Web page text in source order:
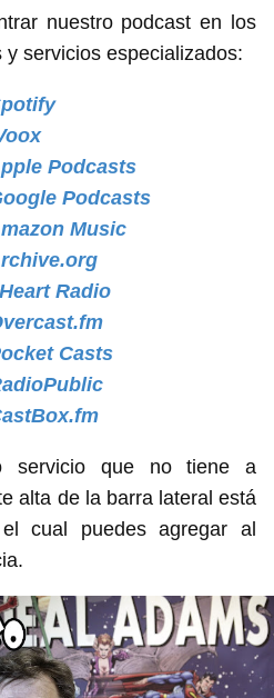
nuestro podcast en los
servicios especializados:
Podcasts
Podcasts
Music
Radio
Casts
servicio que no tiene a
alta de la barra lateral está
cual puedes agregar al